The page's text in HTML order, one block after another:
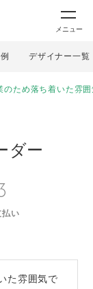
メニュー
デザイナー一覧
のため落ち着いた雰
ダー
払い
た雰囲気で